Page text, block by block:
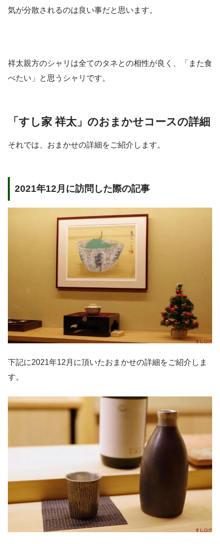
気が分散されるのは良い事だと思います。
祥太親方のシャリは全てのタネとの相性が良く、「また食
べたい」と思うシャリです。
「すし家 祥太」のおまかせコースの詳細
それでは、おまかせの詳細をご紹介します。
2021年12月に訪問した際の記事
下記に2021年12月に頂いたおまかせの詳細をご紹介しま
す。